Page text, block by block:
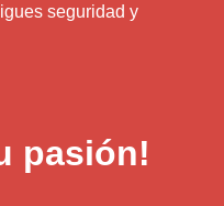
seguridad y
pasión!